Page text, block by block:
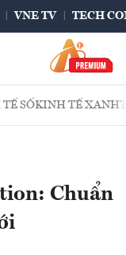
VNE TV TECH
SỐKINH TẾ XANH
Chuẩn